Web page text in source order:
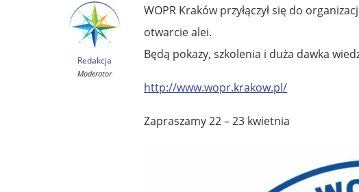
Redakcja
Moderator
WOPR Kraków przyłączył się do
otwarcie alei.
Będą pokazy, szkolenia i duża dawka
http://www.wopr.krakow.pl/
Zapraszamy 22 – 23 kwietnia